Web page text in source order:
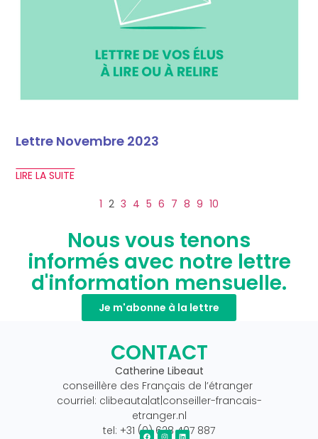
Lettre Novembre 2023
LIRE LA SUITE
1 2 3 4 5 6 7 8 9 10
Nous vous tenons
informés avec notre lettre
d'information mensuelle.
Je m'abonne à la lettre
CONTACT
Catherine Libeaut
conseillère des Français de l’étranger
courriel: clibeauta|at|conseiller-francais-
etranger.nl
tel: +31 (0) 628 407 887